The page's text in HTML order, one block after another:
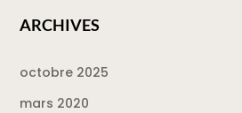
ARCHIVES
octobre 2025
mars 2020